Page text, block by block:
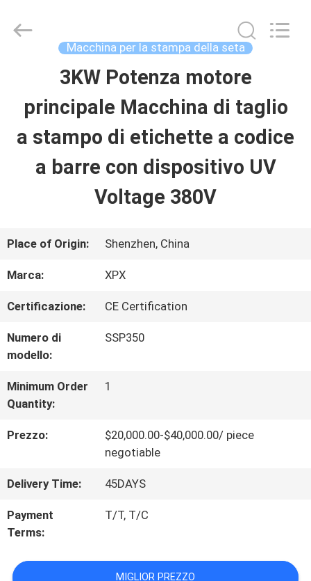
PRODOTTI
VIDEO
SU
DI
FABBRICA
CONTROLLO
DELLA
Machinery
Reserved.
Macchina per la stampa della seta
3KW Potenza motore
principale Macchina di taglio
a stampo di etichette a codice
a barre con dispositivo UV
Voltage 380V
Place of Origin: Shenzhen, China
Marca: XPX
Certificazione: CE Certification
Numero di
modello:
SSP350
Minimum Order
Quantity:
1
Prezzo:
$20,000.00-$40,000.00/ piece
negotiable
Delivery Time: 45DAYS
Payment
Terms:
T/T, T/C
MIGLIOR PREZZO